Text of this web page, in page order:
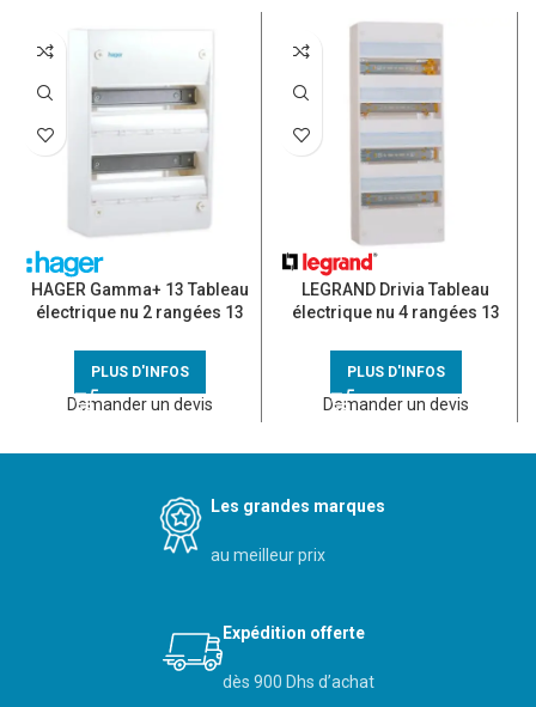
HAGER Gamma+ 13 Tableau
électrique nu 2 rangées 13
PLUS D'INFOS
Demander un devis
LEGRAND Drivia Tableau
électrique nu 4 rangées 13
PLUS D'INFOS
Demander un devis
Les grandes marques
au meilleur prix
Expédition offerte
dès 900 Dhs d’achat